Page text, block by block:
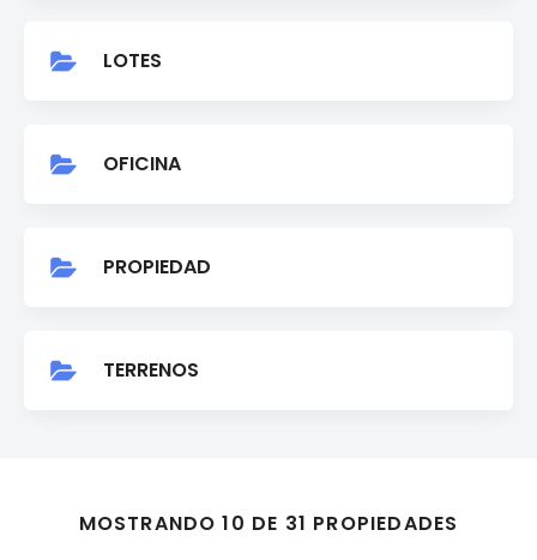
LOTES
OFICINA
PROPIEDAD
TERRENOS
MOSTRANDO 10 DE 31 PROPIEDADES